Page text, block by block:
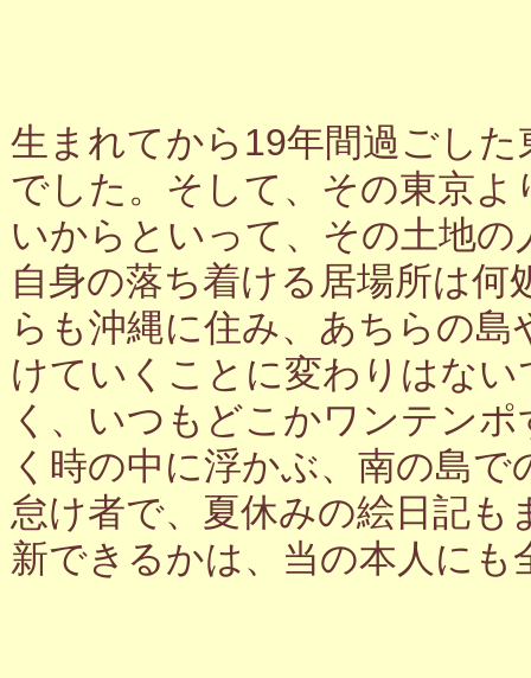
生まれてから19年間過ごし
でした。そして、その東京
いからといって、その土地
自身の落ち着ける居場所は
らも沖縄に住み、あちらの
けていくことに変わりはな
く、いつもどこかワンテン
く時の中に浮かぶ、南の島
怠け者で、夏休みの絵日記
新できるかは、当の本人に